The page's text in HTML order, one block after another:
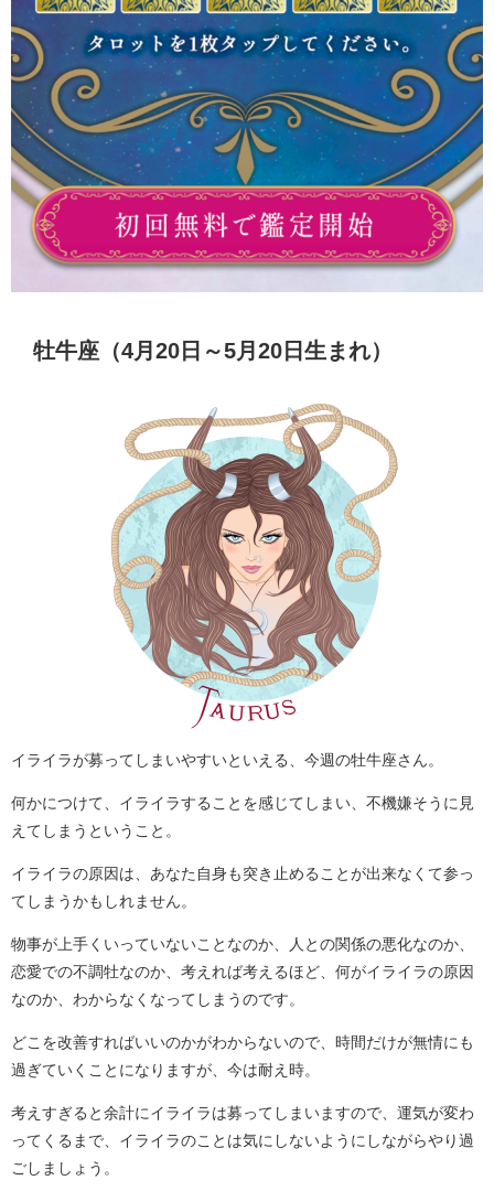
牡牛座（4月20日～5月20日生まれ）
イライラが募ってしまいやすいといえる、今週の牡牛座さん。
何かにつけて、イライラすることを感じてしまい、不機嫌そうに見
えてしまうということ。
イライラの原因は、あなた自身も突き止めることが出来なくて参っ
てしまうかもしれません。
物事が上手くいっていないことなのか、人との関係の悪化なのか、
恋愛での不調牡なのか、考えれば考えるほど、何がイライラの原因
なのか、わからなくなってしまうのです。
どこを改善すればいいのかがわからないので、時間だけが無情にも
過ぎていくことになりますが、今は耐え時。
考えすぎると余計にイライラは募ってしまいますので、運気が変わ
ってくるまで、イライラのことは気にしないようにしながらやり過
ごしましょう。